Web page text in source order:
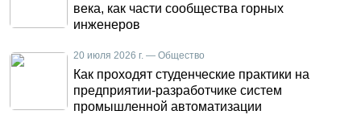
века, как части сообщества горных
инженеров
20 июля 2026 г. — Общество
Как проходят студенческие практики на
предприятии-разработчике систем
промышленной автоматизации